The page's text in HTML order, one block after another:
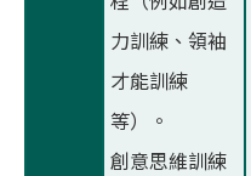
力訓練、領袖
才能訓練
等）。
創意思維訓練